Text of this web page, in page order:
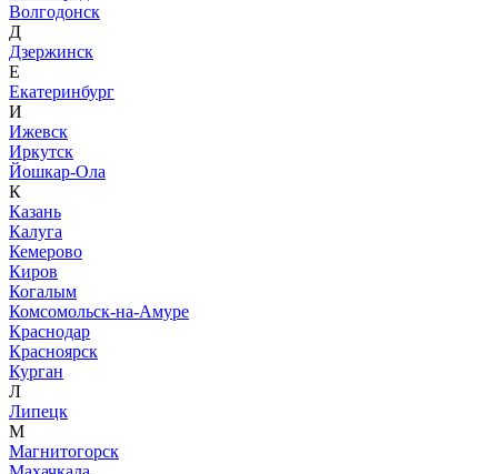
Волгодонск
Д
Дзержинск
Е
Екатеринбург
И
Ижевск
Иркутск
Йошкар-Ола
К
Казань
Калуга
Кемерово
Киров
Когалым
Комсомольск-на-Амуре
Краснодар
Красноярск
Курган
Л
Липецк
М
Магнитогорск